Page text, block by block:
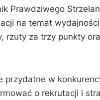
Prawdziwego
na temat
rzuty za trzy punkty
przydatne w
o rekrutacji i